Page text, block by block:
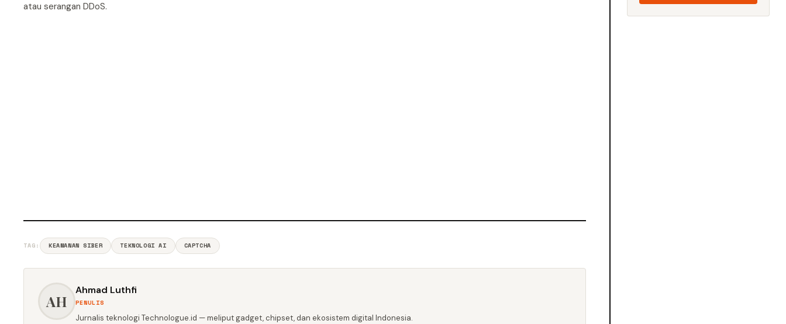
atau serangan DDoS.
TAG: KEAMANAN SIBER TEKNOLOGI AI CAPTCHA
AH
Ahmad Luthfi
PENULIS
Jurnalis teknologi Technologue.id — meliput gadget, chipset, dan ekosistem digital Indonesia.